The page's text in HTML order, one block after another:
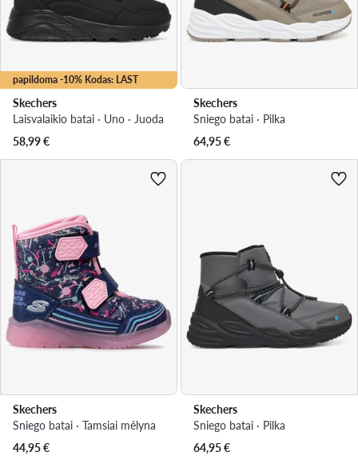
papildoma -10% Kodas: LAST
Skechers
Laisvalaikio batai · Uno · Juoda
58,99€
Skechers
Sniego batai · Pilka
64,95€
Skechers
Sniego batai · Tamsiai mėlyna
44,95€
Skechers
Sniego batai · Pilka
64,95€